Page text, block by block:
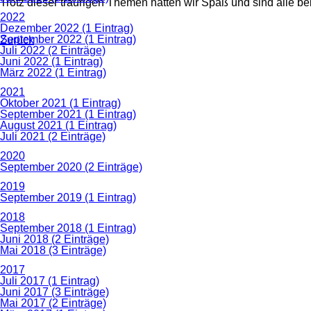
Zurück
2022
Dezember 2022 (1 Eintrag)
September 2022 (1 Eintrag)
Juli 2022 (2 Einträge)
Juni 2022 (1 Eintrag)
März 2022 (1 Eintrag)
2021
Oktober 2021 (1 Eintrag)
September 2021 (1 Eintrag)
August 2021 (1 Eintrag)
Juli 2021 (2 Einträge)
2020
September 2020 (2 Einträge)
2019
September 2019 (1 Eintrag)
2018
September 2018 (1 Eintrag)
Juni 2018 (2 Einträge)
Mai 2018 (3 Einträge)
2017
Juli 2017 (1 Eintrag)
Juni 2017 (3 Einträge)
Mai 2017 (2 Einträge)